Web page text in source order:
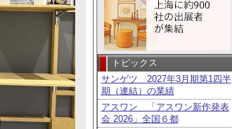
トピックス
サンゲツ 2027年3月期第1四半
期（連結）の業績
アスワン 「アスワン新作発表
会 2026」全国６都